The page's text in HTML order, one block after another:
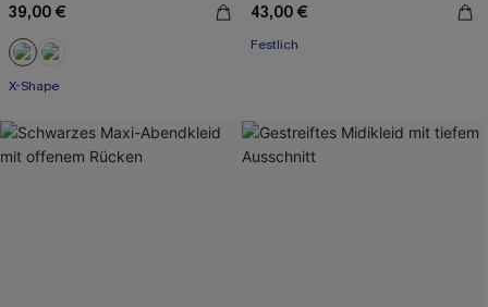
39,00 €
X-Shape
43,00 €
Festlich